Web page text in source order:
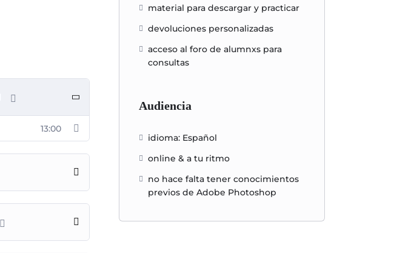
13:00
material para descargar y practicar
devoluciones personalizadas
acceso al foro de alumnxs para
consultas
Audiencia
idioma: Español
online & a tu ritmo
no hace falta tener conocimientos
previos de Adobe Photoshop